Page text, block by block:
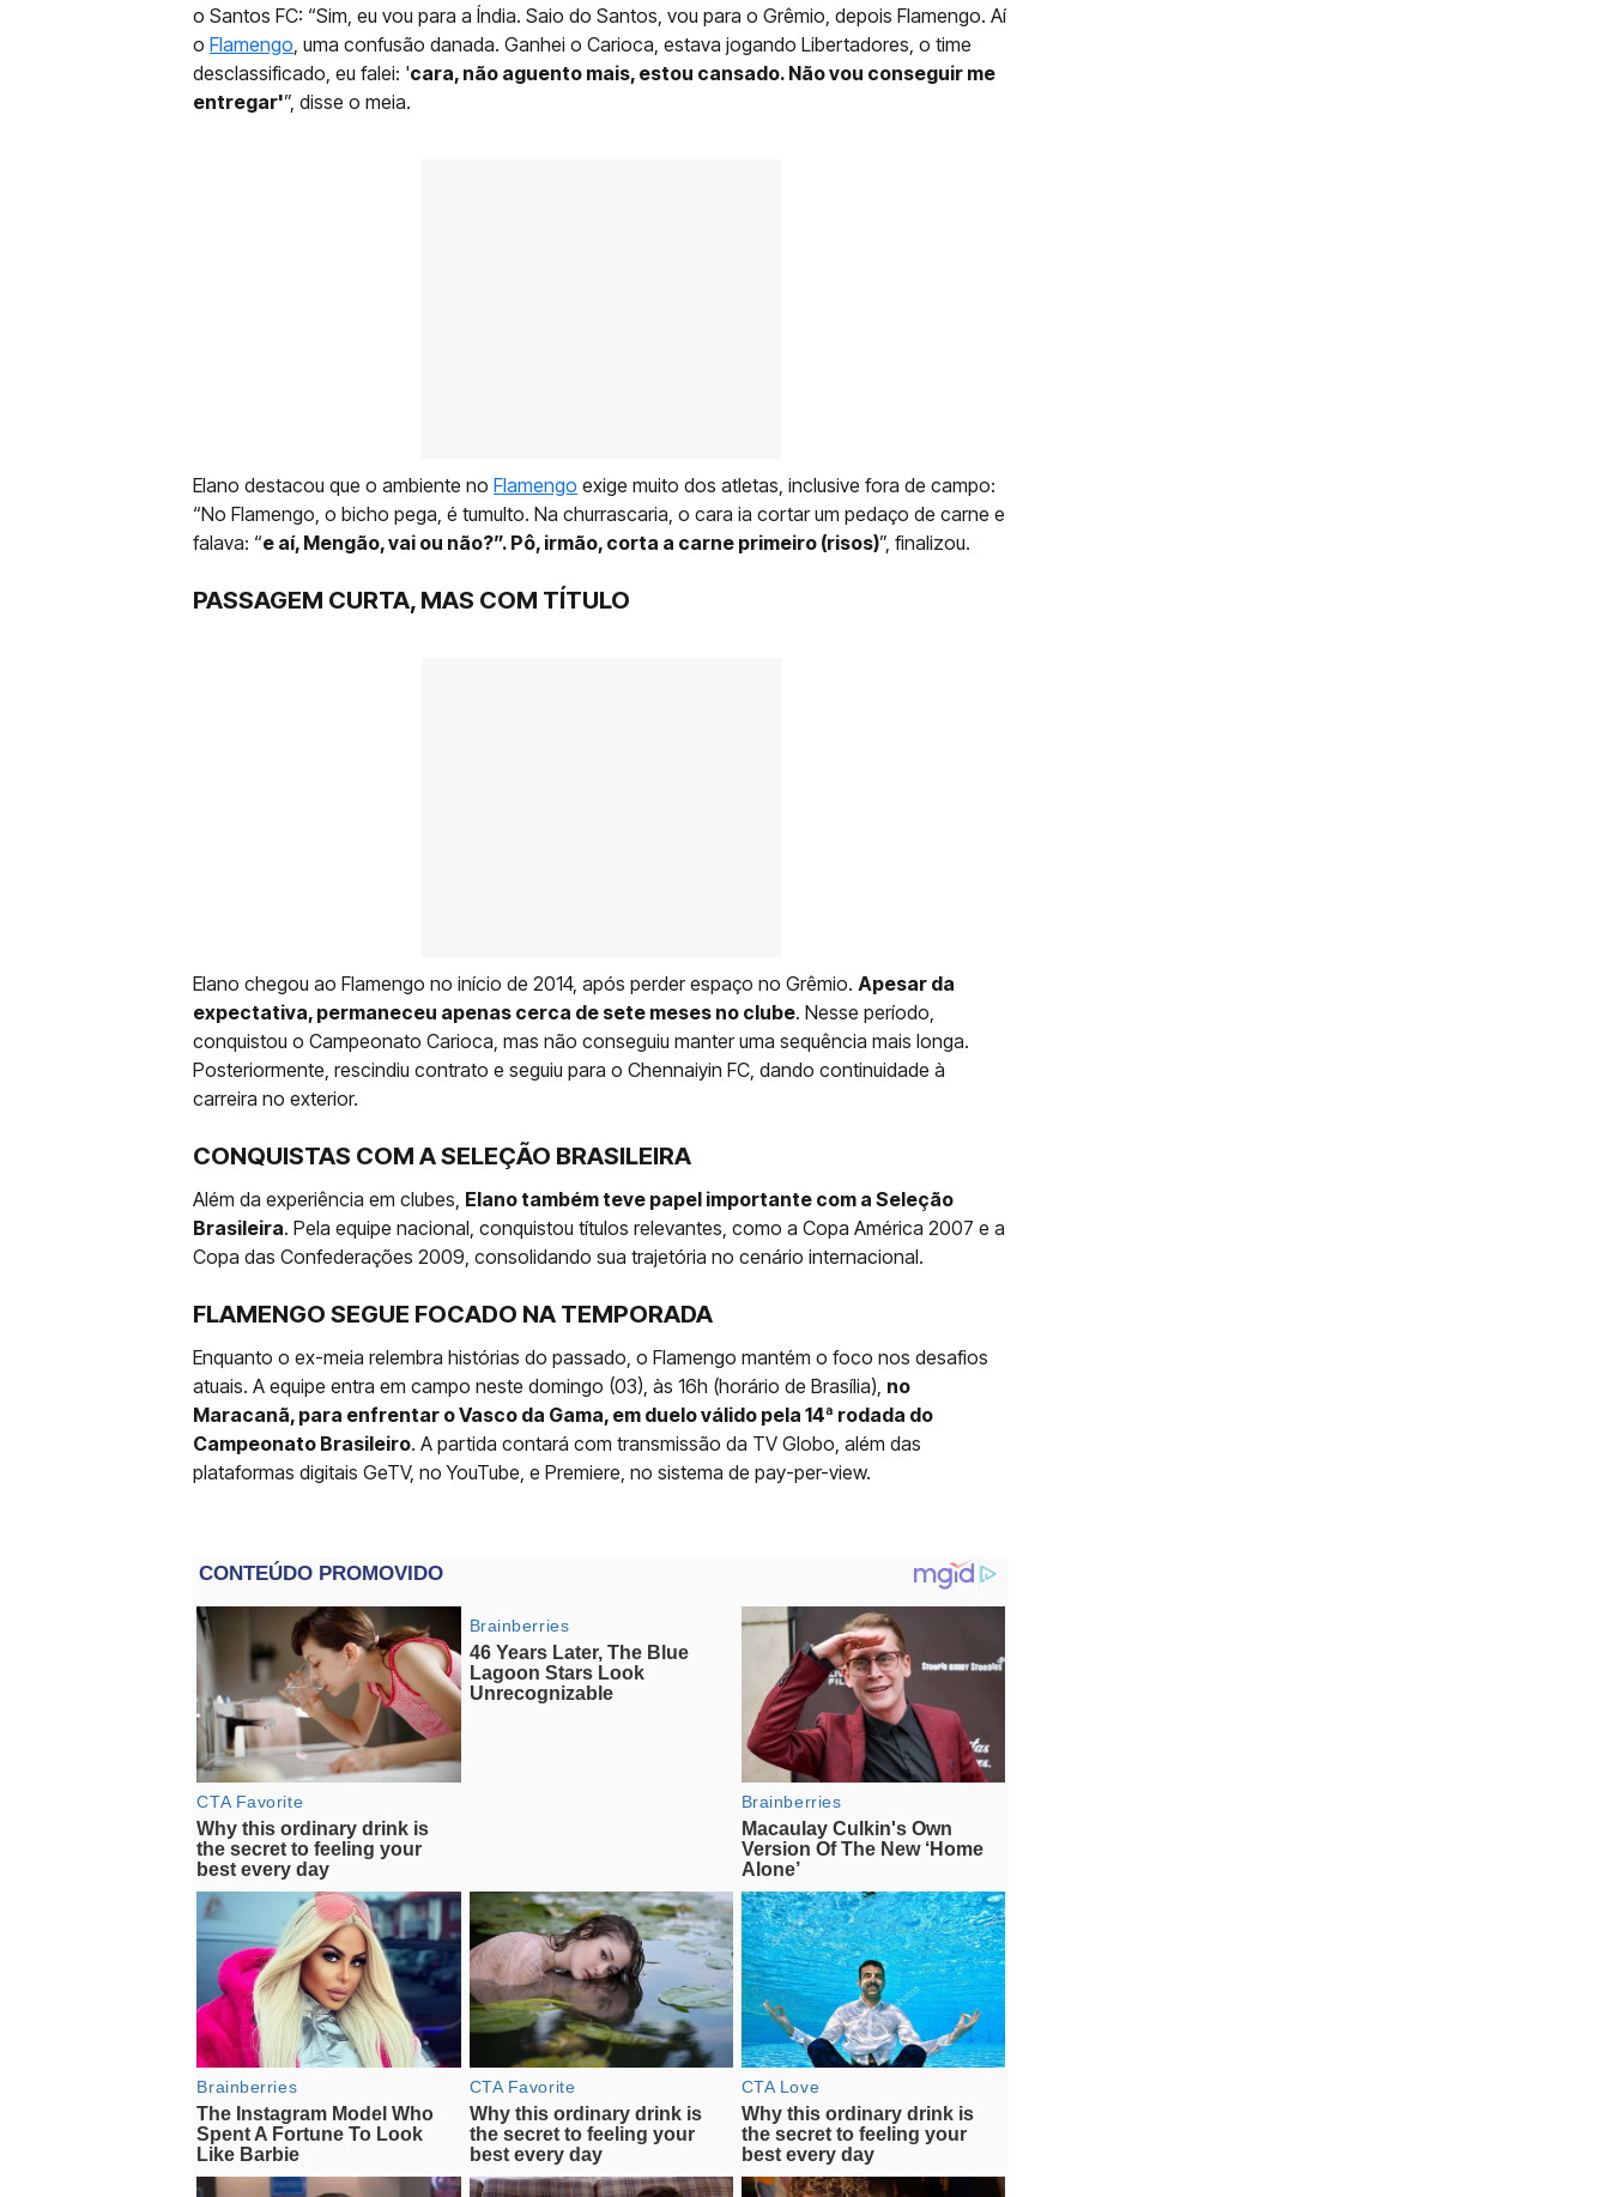
o Santos FC: “Sim, eu vou para a Índia. Saio do Santos, vou para o Grêmio, depois Flamengo. Aí
o Flamengo, uma confusão danada. Ganhei o Carioca, estava jogando Libertadores, o time
desclassificado, eu falei: 'cara, não aguento mais, estou cansado. Não vou conseguir me
entregar'”, disse o meia.
Elano destacou que o ambiente no Flamengo exige muito dos atletas, inclusive fora de campo:
“No Flamengo, o bicho pega, é tumulto. Na churrascaria, o cara ia cortar um pedaço de carne e
falava: “e aí, Mengão, vai ou não?”. Pô, irmão, corta a carne primeiro (risos)”, finalizou.
PASSAGEM CURTA, MAS COM TÍTULO
Elano chegou ao Flamengo no início de 2014, após perder espaço no Grêmio. Apesar da
expectativa, permaneceu apenas cerca de sete meses no clube. Nesse período,
conquistou o Campeonato Carioca, mas não conseguiu manter uma sequência mais longa.
Posteriormente, rescindiu contrato e seguiu para o Chennaiyin FC, dando continuidade à
carreira no exterior.
CONQUISTAS COM A SELEÇÃO BRASILEIRA
Além da experiência em clubes, Elano também teve papel importante com a Seleção
Brasileira. Pela equipe nacional, conquistou títulos relevantes, como a Copa América 2007 e a
Copa das Confederações 2009, consolidando sua trajetória no cenário internacional.
FLAMENGO SEGUE FOCADO NA TEMPORADA
Enquanto o ex-meia relembra histórias do passado, o Flamengo mantém o foco nos desafios
atuais. A equipe entra em campo neste domingo (03), às 16h (horário de Brasília), no
Maracanã, para enfrentar o Vasco da Gama, em duelo válido pela 14ª rodada do
Campeonato Brasileiro. A partida contará com transmissão da TV Globo, além das
plataformas digitais GeTV, no YouTube, e Premiere, no sistema de pay-per-view.